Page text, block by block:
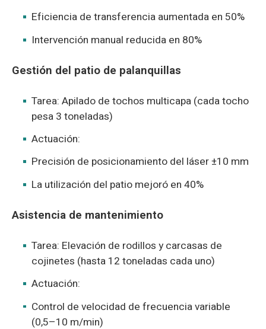
Eficiencia de transferencia aumentada en 50%
Intervención manual reducida en 80%
Gestión del patio de palanquillas
Tarea: Apilado de tochos multicapa (cada tocho
pesa 3 toneladas)
Actuación:
Precisión de posicionamiento del láser ±10 mm
La utilización del patio mejoró en 40%
Asistencia de mantenimiento
Tarea: Elevación de rodillos y carcasas de
cojinetes (hasta 12 toneladas cada uno)
Actuación:
Control de velocidad de frecuencia variable
(0,5–10 m/min)